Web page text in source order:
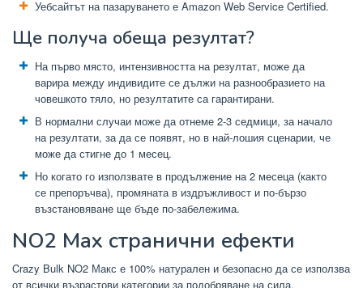
Уебсайтът на пазаруването е Amazon Web Service Certified.
Ще получа обеща резултат?
На първо място, интензивността на резултат, може да
варира между индивидите се дължи на разнообразието на
човешкото тяло, но резултатите са гарантирани.
В нормални случаи може да отнеме 2-3 седмици, за начало
на резултати, за да се появят, но в най-лошия сценарии, че
може да стигне до 1 месец.
Но когато го използвате в продължение на 2 месеца (както
се препоръчва), промяната в издръжливост и по-бързо
възстановяване ще бъде по-забележима.
NO2 Max странични ефекти
Crazy Bulk NO2 Макс е 100% натурален и безопасно да се използва
от всички възрастови категории за подобряване на сила,